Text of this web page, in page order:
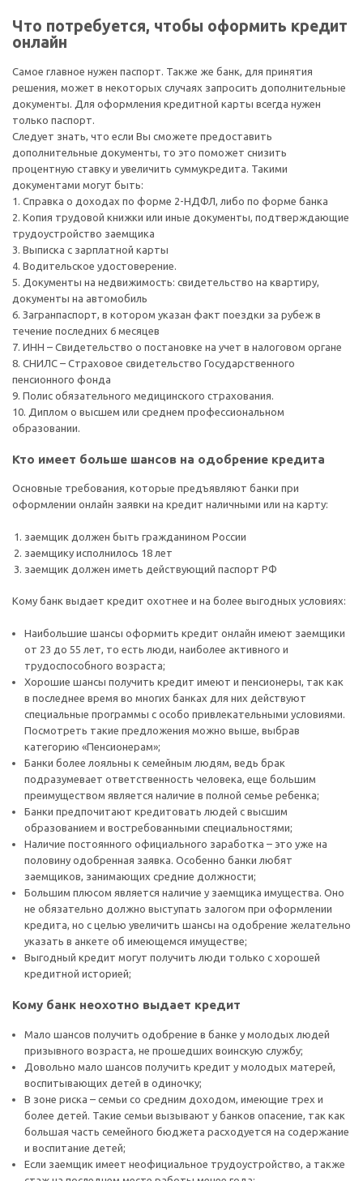
Что потребуется, чтобы оформить кредит
онлайн
Самое главное нужен паспорт. Также же банк, для принятия
решения, может в некоторых случаях запросить дополнительные
документы. Для оформления кредитной карты всегда нужен
только паспорт.
Следует знать, что если Вы сможете предоставить
дополнительные документы, то это поможет снизить
процентную ставку и увеличить суммукредита. Такими
документами могут быть:
1. Справка о доходах по форме 2-НДФЛ, либо по форме банка
2. Копия трудовой книжки или иные документы, подтверждающие
трудоустройство заемщика
3. Выписка с зарплатной карты
4. Водительское удостоверение.
5. Документы на недвижимость: свидетельство на квартиру,
документы на автомобиль
6. Загранпаспорт, в котором указан факт поездки за рубеж в
течение последних 6 месяцев
7. ИНН – Свидетельство о постановке на учет в налоговом органе
8. СНИЛС – Страховое свидетельство Государственного
пенсионного фонда
9. Полис обязательного медицинского страхования.
10. Диплом о высшем или среднем профессиональном
образовании.
Кто имеет больше шансов на одобрение кредита
Основные требования, которые предъявляют банки при
оформлении онлайн заявки на кредит наличными или на карту:
заемщик должен быть гражданином России
заемщику исполнилось 18 лет
заемщик должен иметь действующий паспорт РФ
Кому банк выдает кредит охотнее и на более выгодных условиях:
Наибольшие шансы оформить кредит онлайн имеют заемщики
от 23 до 55 лет, то есть люди, наиболее активного и
трудоспособного возраста;
Хорошие шансы получить кредит имеют и пенсионеры, так как
в последнее время во многих банках для них действуют
специальные программы с особо привлекательными условиями.
Посмотреть такие предложения можно выше, выбрав
категорию «Пенсионерам»;
Банки более лояльны к семейным людям, ведь брак
подразумевает ответственность человека, еще большим
преимуществом является наличие в полной семье ребенка;
Банки предпочитают кредитовать людей с высшим
образованием и востребованными специальностями;
Наличие постоянного официального заработка – это уже на
половину одобренная заявка. Особенно банки любят
заемщиков, занимающих средние должности;
Большим плюсом является наличие у заемщика имущества. Оно
не обязательно должно выступать залогом при оформлении
кредита, но с целью увеличить шансы на одобрение желательно
указать в анкете об имеющемся имуществе;
Выгодный кредит могут получить люди только с хорошей
кредитной историей;
Кому банк неохотно выдает кредит
Мало шансов получить одобрение в банке у молодых людей
призывного возраста, не прошедших воинскую службу;
Довольно мало шансов получить кредит у молодых матерей,
воспитывающих детей в одиночку;
В зоне риска – семьи со средним доходом, имеющие трех и
более детей. Такие семьи вызывают у банков опасение, так как
большая часть семейного бюджета расходуется на содержание
и воспитание детей;
Если заемщик имеет неофициальное трудоустройство, а также